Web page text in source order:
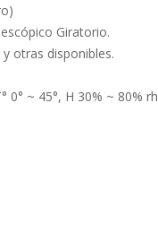
Giratorio.
otras disponibles.
0° ~ 45°, H 30% ~ 80% rh